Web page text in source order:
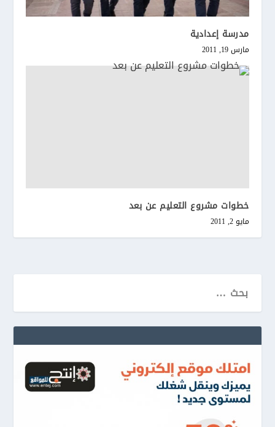
مدرسة إعدادية
مارس 19, 2011
خطوات مشروع التعليم عن بعد
مايو 2, 2011